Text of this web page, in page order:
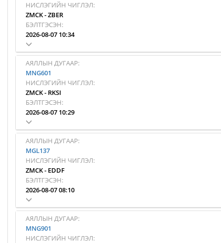
НИСЛЭГИЙН ЧИГЛЭЛ:
ZMCK-ZBER
БЭЛТГЭСЭН:
2026-08-07 10:34
АЯЛЛЫН ДУГААР:
MNG601
НИСЛЭГИЙН ЧИГЛЭЛ:
ZMCK- RKSI
БЭЛТГЭСЭН:
2026-08-07 10:29
АЯЛЛЫН ДУГААР:
MGL137
НИСЛЭГИЙН ЧИГЛЭЛ:
ZMCK- EDDF
БЭЛТГЭСЭН:
2026-08-07 08:10
АЯЛЛЫН ДУГААР:
MNG901
НИСЛЭГИЙН ЧИГЛЭЛ: